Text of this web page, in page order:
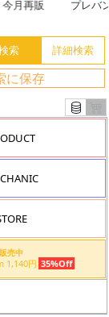
月再販 プレバン
に保存
販売中
ヨドバシ.com 1,140円 35%Off